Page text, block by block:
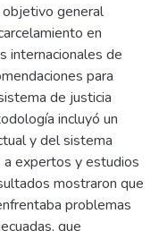
general
en
internacionales de
para
de justicia
incluyó un
y del sistema
a expertos y estudios
mostraron que
problemas
que